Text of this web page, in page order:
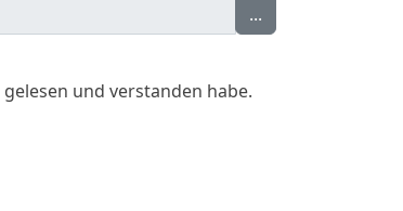
...
gelesen und verstanden habe.